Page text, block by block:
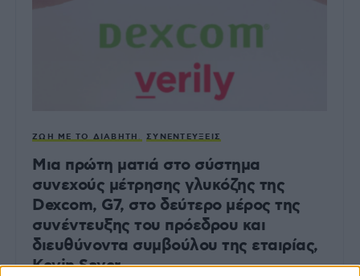
ΖΩΉ ΜΕ ΤΟ ΔΙΑΒΉΤΗ ΣΥΝΕΝΤΕΎΞΕΙΣ
Μια πρώτη ματιά στο σύστημα
συνεχούς μέτρησης γλυκόζης της
Dexcom, G7, στο δεύτερο μέρος της
συνέντευξης του πρόεδρου και
διευθύνοντα συμβούλου της εταιρίας,
Kevin Sayer